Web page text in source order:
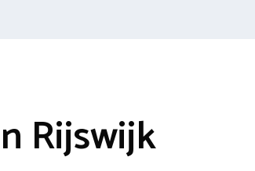
Rijswijk